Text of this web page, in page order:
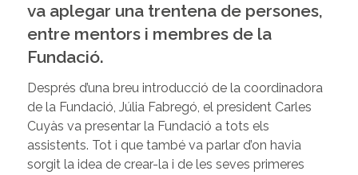
va aplegar una trentena de persones,
entre mentors i membres de la
Fundació.
Després d’una breu introducció de la coordinadora
de la Fundació, Júlia Fabregó, el president Carles
Cuyàs va presentar la Fundació a tots els
assistents. Tot i que també va parlar d’on havia
sorgit la idea de crear-la i de les seves primeres